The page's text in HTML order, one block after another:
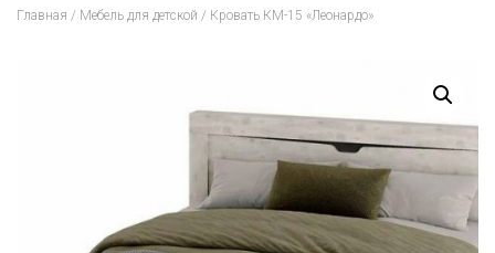
Ц
Ю
Главная / Мебель для детской / Кровать КМ-15 «Леонардо»